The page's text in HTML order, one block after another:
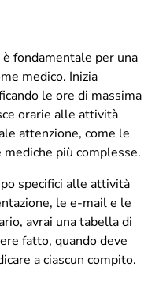
fondamentale per una
medico. Inizia
le ore di massima
orarie alle attività
attenzione, come le
più complesse.
specifici alle attività
le e-mail e le
avrai una tabella di
fatto, quando deve
a ciascun compito.